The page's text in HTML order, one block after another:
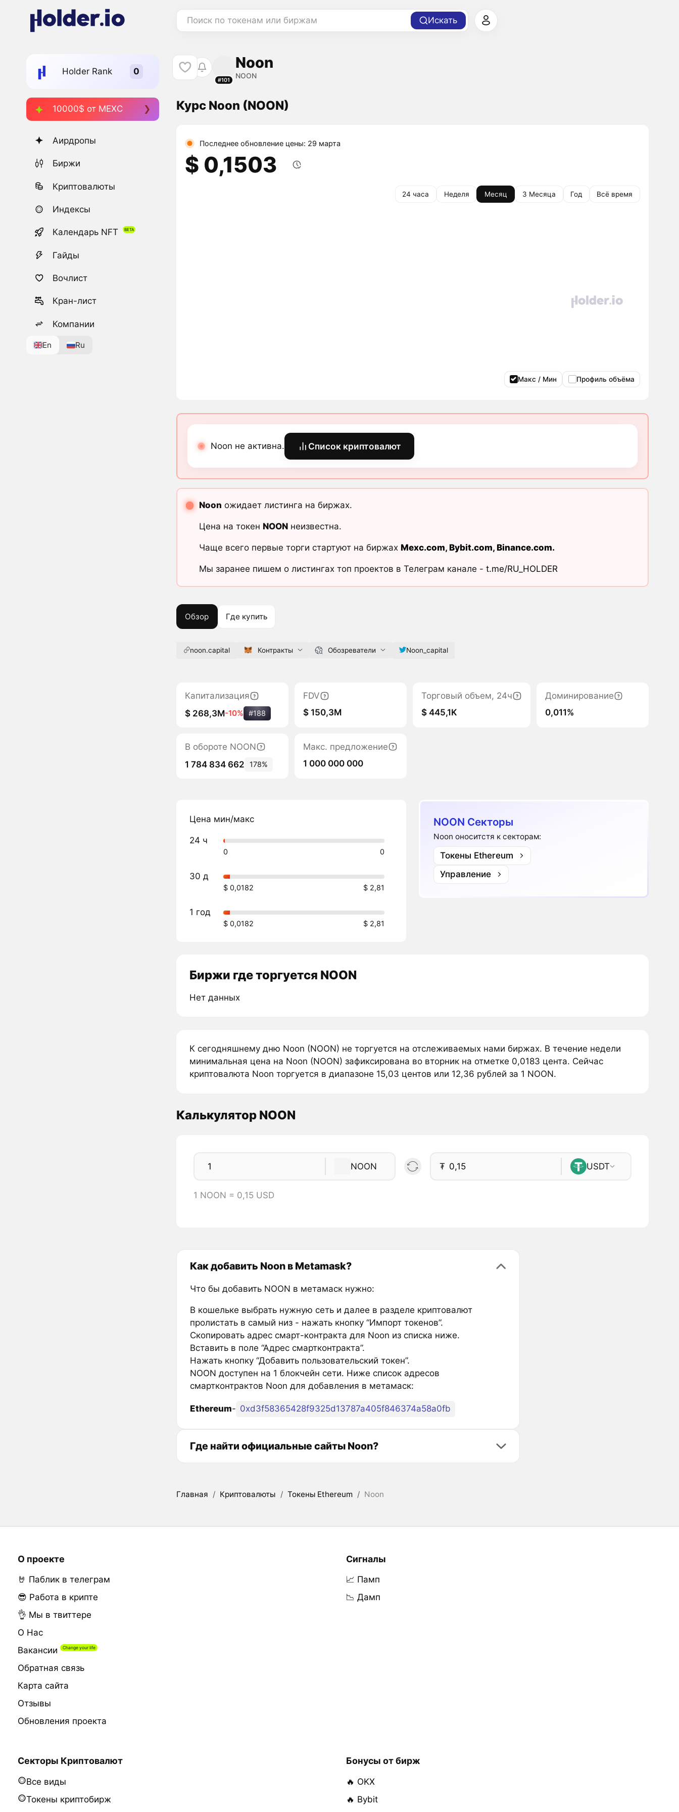
Поиск по токенам или биржам Искать
Holder Rank
10000$ от MEXC
Аирдропы
Биржи
Криптовалюты
Индексы
Календарь NFT
Гайды
Вочлист
Кран-лист
Компании
En Ru
#101
Noon
NOON
Курс Noon (NOON)
Последнее обновление цены: 29 марта
$ 0,1503
24 часа Неделя Месяц 3 Месяца Год Всё время
Макс / Мин Профиль объёма
Noon не активна. Список криптовалют
Noon ожидает листинга на биржах.
Цена на токен NOONнеизвестна.
Чаще всего первые торги стартуют на биржах Mexc.com, Bybit.com, Binance.com.
Мы заранее пишем о листингах топ проектов в Телеграм канале - t.me/RU_HOLDER
Обзор Где купить
noon.capital Контракты Обозреватели Noon_capital
Капитализация
$ 268,3M-10% #188
FDV
$ 150,3M
Торговый объем, 24ч
$ 445,1K
Доминирование
0,011%
В обороте NOON
1 784 834 662
178%
Макс. предложение
1 000 000 000
Цена мин/макс
24 ч
0 0
30 д
$ 0,0182 $ 2,81
1 год
$ 0,0182 $ 2,81
NOON Секторы
Noon оноситстя к секторам:
Токены Ethereum
Управление
Биржи где торгуется NOON
Нет данных
К сегодняшнему дню Noon (NOON) не торгуется на отслеживаемых нами биржах. В течение недели
минимальная цена на Noon (NOON) зафиксирована во вторник на отметке 0,0183 цента. Сейчас
криптовалюта Noon торгуется в диапазоне 15,03 центов или 12,36 рублей за 1 NOON.
Калькулятор NOON
NOON ₮ USDT
1 NOON = 0,15 USD
Как добавить Noon в Metamask?
Что бы добавить NOON в метамаск нужно:
В кошельке выбрать нужную сеть и далее в разделе криптовалют
пролистать в самый низ - нажать кнопку “Импорт токенов”.
Скопировать адрес смарт-контракта для Noon из списка ниже.
Вставить в поле “Адрес смартконтракта”.
Нажать кнопку “Добавить пользовательский токен”.
NOON доступен на 1 блокчейн сети. Ниже список адресов
смартконтрактов Noon для добавления в метамаск:
Ethereum- 0xd3f58365428f9325d13787a405f846374a58a0fb
Где найти официальные сайты Noon?
Главная / Криптовалюты / Токены Ethereum / Noon
О проекте
🤘 Паблик в телеграм
😎 Работа в крипте
👌 Мы в твиттере
О Нас
Вакансии
Обратная связь
Карта сайта
Отзывы
Обновления проекта
Сигналы
📈 Памп
📉 Дамп
Секторы Криптовалют
Все виды
Токены криптобирж
Бонусы от бирж
🔥 OKX
🔥 Bybit